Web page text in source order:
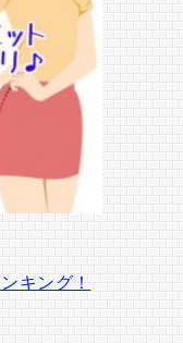
キング！